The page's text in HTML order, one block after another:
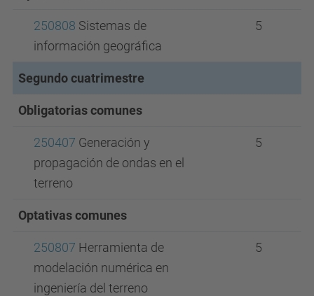
250808 Sistemas de
información geográfica
5
Segundo cuatrimestre
Obligatorias comunes
250407 Generación y
propagación de ondas en el
terreno
5
Optativas comunes
250807 Herramienta de
modelación numérica en
ingeniería del terreno
5